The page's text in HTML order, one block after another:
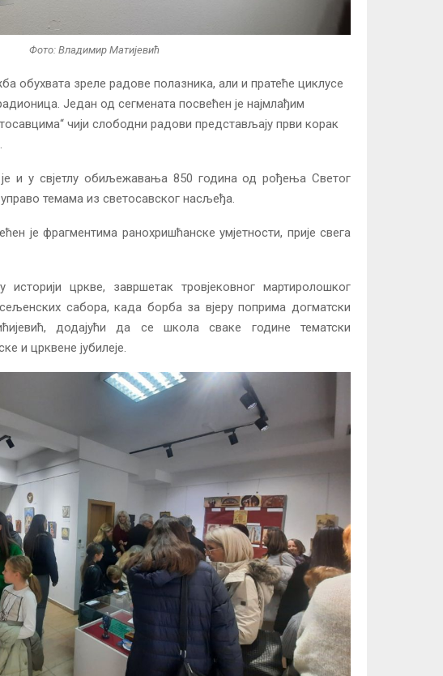
Фото: Владимир Матијевић
обухвата зреле радове полазника, али и пратеће циклусе
Један од сегмената посвећен је најмлађим
чији слободни радови представљају први корак
и у свјетлу обиљежавања 850 година од рођења Светог
темама из светосавског насљеђа.
је фрагментима ранохришћанске умјетности, прије свега
историји цркве, завршетак тровјековног мартиролошког
сабора, када борба за вјеру поприма догматски
додајући да се школа сваке године тематски
и црквене јубилеје.